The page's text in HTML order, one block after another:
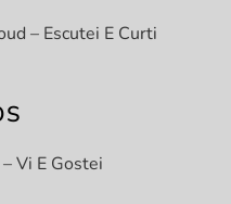
– Escutei E Curti
Vi E Gostei